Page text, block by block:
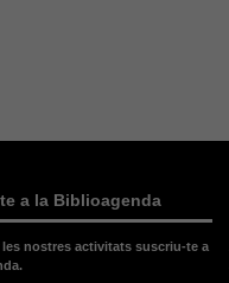
a la Biblioagenda
les nostres activitats suscriu-te a